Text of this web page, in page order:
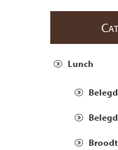
C
Lunch